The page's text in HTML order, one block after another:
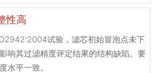
性高
试验，滤芯初始冒泡点未下
响其过滤精度评定结果的结构缺陷。要
水平一致。